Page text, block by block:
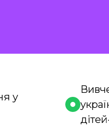
у